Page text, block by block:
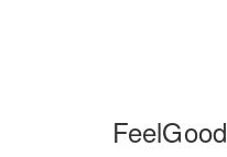
FeelGood